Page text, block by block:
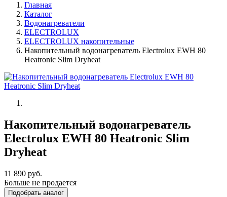
Главная
Каталог
Водонагреватели
ELECTROLUX
ELECTROLUX накопительные
Накопительный водонагреватель Electrolux EWH 80
Heatronic Slim Dryheat
Накопительный водонагреватель
Electrolux EWH 80 Heatronic Slim
Dryheat
11 890 руб.
Больше не продается
Подобрать аналог